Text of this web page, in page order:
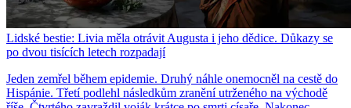
Lidské bestie: Livia měla otrávit Augusta i jeho dědice. Důkazy se
po dvou tisících letech rozpadají
Jeden zemřel během epidemie. Druhý náhle onemocněl na cestě do
Hispánie. Třetí podlehl následkům zranění utrženého na východě